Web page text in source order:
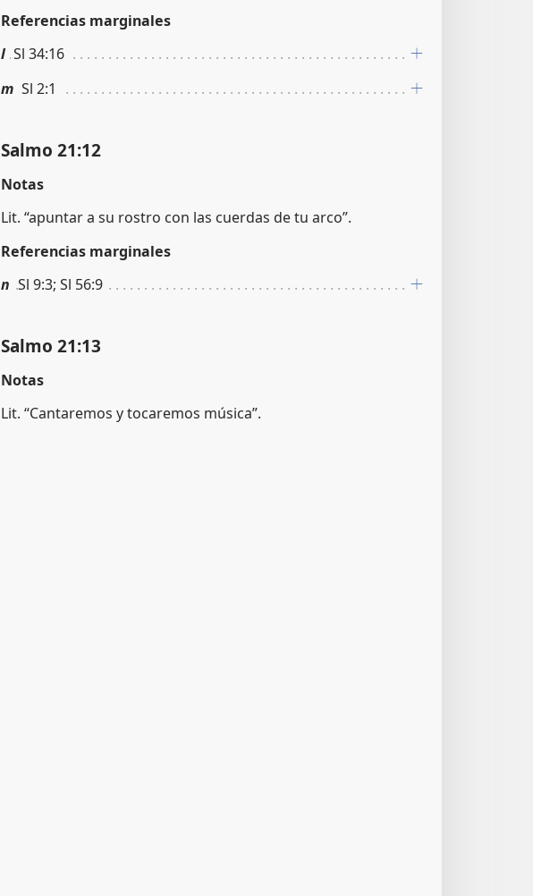
Referencias marginales
l Sl 34:16
m Sl 2:1
Salmo 21:12
Notas
Lit. “apuntar a su rostro con las cuerdas de tu arco”.
Referencias marginales
n Sl 9:3; Sl 56:9
Salmo 21:13
Notas
Lit. “Cantaremos y tocaremos música”.